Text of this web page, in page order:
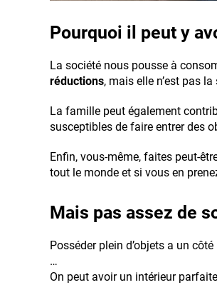
Pourquoi il peut y
La société nous pousse à
réductions, mais elle n’est pas
La famille peut également
susceptibles de faire entrer des
Enfin, vous-même, faites peut-
tout le monde et si vous en
Mais pas assez de
Posséder plein d’objets a un
…
On peut avoir un intérieur